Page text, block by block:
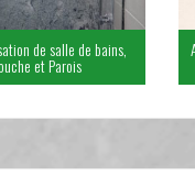
de salle de bains,
et Parois